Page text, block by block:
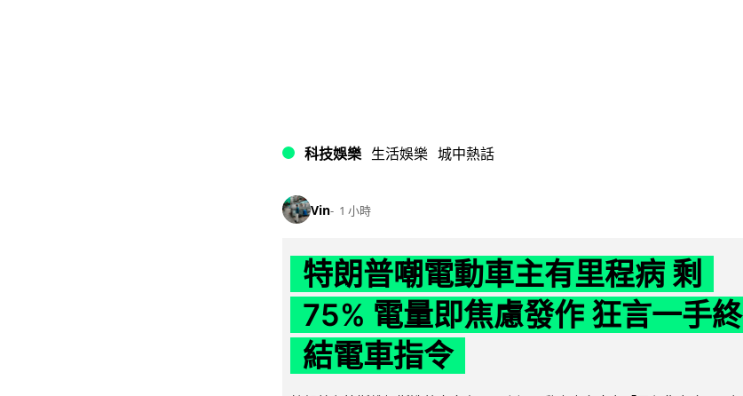
科技娛樂 生活娛樂 城中熱話
Vin 1 小時
特朗普嘲電動車主有里程病 剩
75% 電量即焦慮發作 狂言一手終
結電車指令